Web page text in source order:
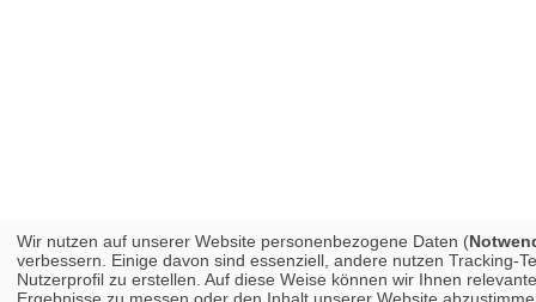
Wir nutzen auf unserer Website personenbezogene Daten (
verbessern. Einige davon sind essenziell, andere nutzen Tracking-
Nutzerprofil zu erstellen. Auf diese Weise können wir Ihnen